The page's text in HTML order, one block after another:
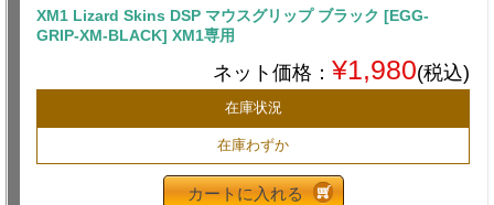
XM1 Lizard Skins DSP マウスグリップ ブラック [EGG-
GRIP-XM-BLACK] XM1専用
ネット価格： ¥1,980(税込)
在庫状況
在庫わずか
カートに入れる